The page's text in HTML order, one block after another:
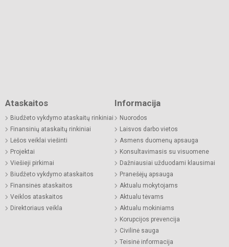
Ataskaitos
Biudžeto vykdymo ataskaitų rinkiniai
Finansinių ataskaitų rinkiniai
Lėšos veiklai viešinti
Projektai
Viešieji pirkimai
Biudžeto vykdymo ataskaitos
Finansinės ataskaitos
Veiklos ataskaitos
Direktoriaus veikla
Informacija
Nuorodos
Laisvos darbo vietos
Asmens duomenų apsauga
Konsultavimasis su visuomene
Dažniausiai užduodami klausimai
Pranešėjų apsauga
Aktualu mokytojams
Aktualu tėvams
Aktualu mokiniams
Korupcijos prevencija
Civilinė sauga
Teisinė informacija